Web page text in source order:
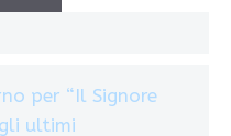
per “Il Signore
ultimi